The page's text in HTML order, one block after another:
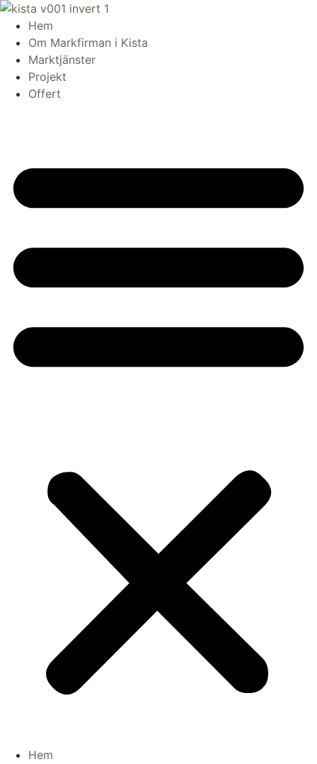
Skip
content
Hem
Om Markfirman i Kista
Marktjänster
Projekt
Offert
Hem